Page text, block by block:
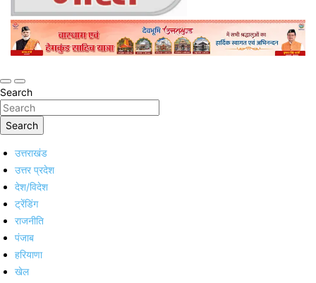
Jan Jan Ka Bharat
Online Trending Hindi News Website
Search
Search
उत्तराखंड
उत्तर प्रदेश
देश/विदेश
ट्रेंडिंग
राजनीति
पंजाब
हरियाणा
खेल